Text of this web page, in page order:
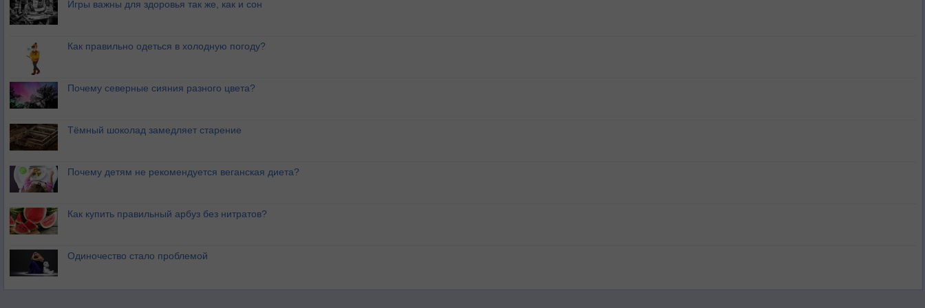
Игры важны для здоровья так же, как и сон
Как правильно одеться в холодную погоду?
Почему северные сияния разного цвета?
Тёмный шоколад замедляет старение
Почему детям не рекомендуется веганская диета?
Как купить правильный арбуз без нитратов?
Одиночество стало проблемой